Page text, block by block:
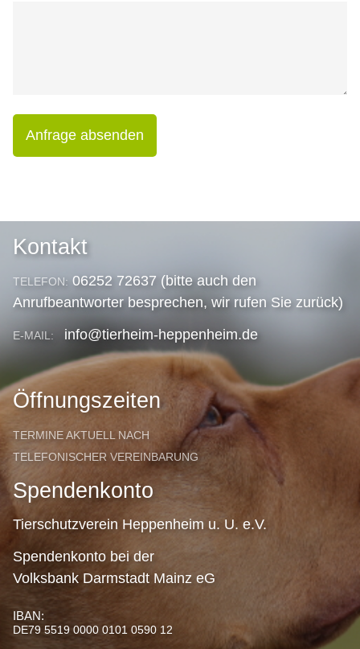
Anfrage absenden
Kontakt
TELEFON: 06252 72637 (bitte auch den
Anrufbeantworter besprechen, wir rufen Sie zurück)
E-MAIL: info@tierheim-heppenheim.de
Öffnungszeiten
TERMINE AKTUELL NACH
TELEFONISCHER VEREINBARUNG
Spendenkonto
Tierschutzverein Heppenheim u. U. e.V.
Spendenkonto bei der
Volksbank Darmstadt Mainz eG
IBAN:
DE79 5519 0000 0101 0590 12